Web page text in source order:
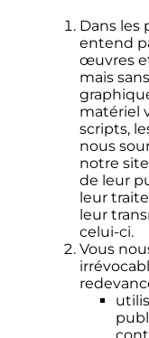
Dans les
entend
œuvres
mais
matériel
scripts,
nous
notre
de leur
leur
leur
celui-ci.
Vous